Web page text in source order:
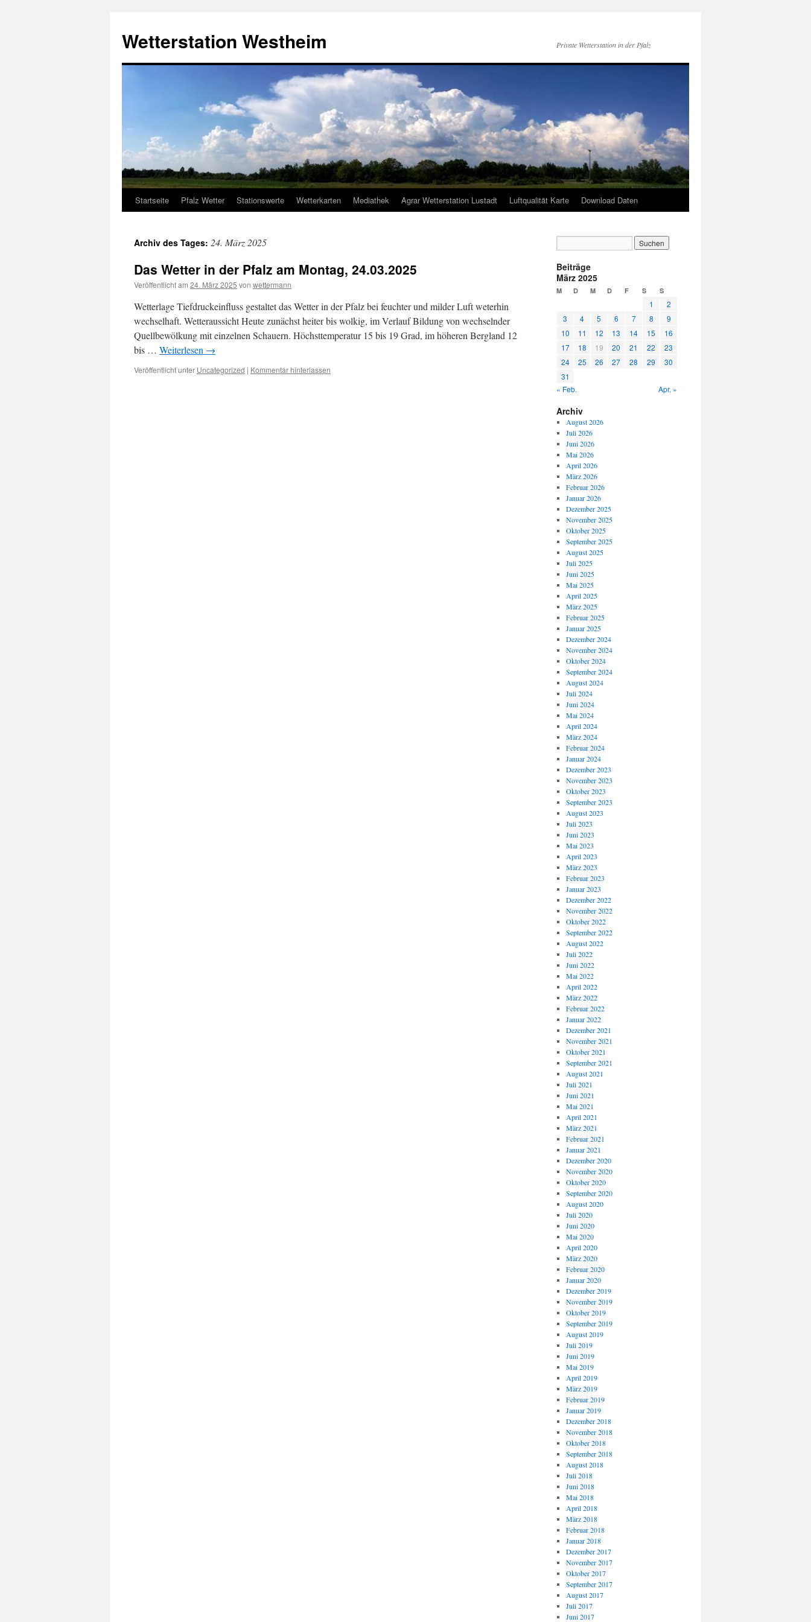
springen
Wetterstation Westheim Private Wetterstation in der Pfalz
Startseite Pfalz Wetter Stationswerte Wetterkarten Mediathek Agrar Wetterstation Lustadt Luftqualität Karte Download Daten
Archiv des Tages: 24. März 2025
Das Wetter in der Pfalz am Montag, 24.03.2025
Veröffentlicht am 24. März 2025 von wettermann
Wetterlage Tiefdruckeinfluss gestaltet das Wetter in der Pfalz bei feuchter und milder Luft weterhin
wechselhaft. Wetteraussicht Heute zunächst heiter bis wolkig, im Verlauf Bildung von wechselnder
Quellbewölkung mit einzelnen Schauern. Höchsttemperatur 15 bis 19 Grad, im höheren Bergland 12
bis … Weiterlesen →
Veröffentlicht unter Uncategorized | Kommentar hinterlassen
Beiträge
März 2025
M D M D F S S
1
2
3
4 5 6 7 8
9
10
11 12 13 14 15
16
17
18 19 20 21 22
23
24
25 26 27 28 29
30
31
« Feb.
Apr. »
Archiv
August 2026
Juli 2026
Juni 2026
Mai 2026
April 2026
März 2026
Februar 2026
Januar 2026
Dezember 2025
November 2025
Oktober 2025
September 2025
August 2025
Juli 2025
Juni 2025
Mai 2025
April 2025
März 2025
Februar 2025
Januar 2025
Dezember 2024
November 2024
Oktober 2024
September 2024
August 2024
Juli 2024
Juni 2024
Mai 2024
April 2024
März 2024
Februar 2024
Januar 2024
Dezember 2023
November 2023
Oktober 2023
September 2023
August 2023
Juli 2023
Juni 2023
Mai 2023
April 2023
März 2023
Februar 2023
Januar 2023
Dezember 2022
November 2022
Oktober 2022
September 2022
August 2022
Juli 2022
Juni 2022
Mai 2022
April 2022
März 2022
Februar 2022
Januar 2022
Dezember 2021
November 2021
Oktober 2021
September 2021
August 2021
Juli 2021
Juni 2021
Mai 2021
April 2021
März 2021
Februar 2021
Januar 2021
Dezember 2020
November 2020
Oktober 2020
September 2020
August 2020
Juli 2020
Juni 2020
Mai 2020
April 2020
März 2020
Februar 2020
Januar 2020
Dezember 2019
November 2019
Oktober 2019
September 2019
August 2019
Juli 2019
Juni 2019
Mai 2019
April 2019
März 2019
Februar 2019
Januar 2019
Dezember 2018
November 2018
Oktober 2018
September 2018
August 2018
Juli 2018
Juni 2018
Mai 2018
April 2018
März 2018
Februar 2018
Januar 2018
Dezember 2017
November 2017
Oktober 2017
September 2017
August 2017
Juli 2017
Juni 2017